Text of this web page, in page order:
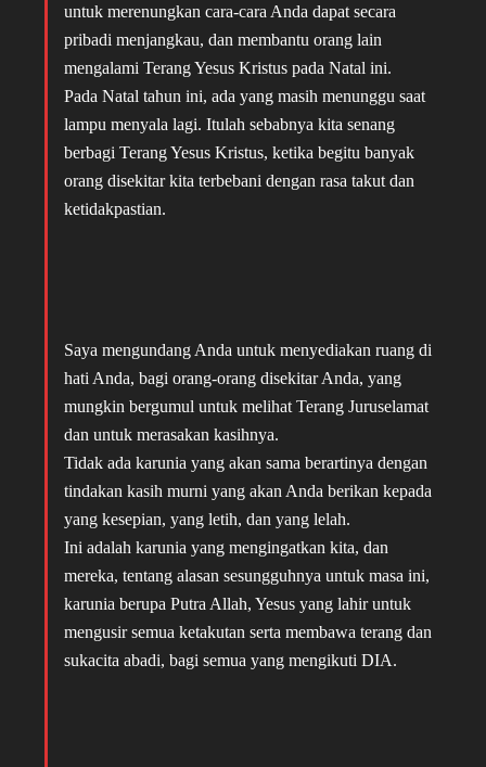
untuk merenungkan cara-cara Anda dapat secara
pribadi menjangkau, dan membantu orang lain
mengalami Terang Yesus Kristus pada Natal ini.
Pada Natal tahun ini, ada yang masih menunggu saat
lampu menyala lagi. Itulah sebabnya kita senang
berbagi Terang Yesus Kristus, ketika begitu banyak
orang disekitar kita terbebani dengan rasa takut dan
ketidakpastian.
Saya mengundang Anda untuk menyediakan ruang di
hati Anda, bagi orang-orang disekitar Anda, yang
mungkin bergumul untuk melihat Terang Juruselamat
dan untuk merasakan kasihnya.
Tidak ada karunia yang akan sama berartinya dengan
tindakan kasih murni yang akan Anda berikan kepada
yang kesepian, yang letih, dan yang lelah.
Ini adalah karunia yang mengingatkan kita, dan
mereka, tentang alasan sesungguhnya untuk masa ini,
karunia berupa Putra Allah, Yesus yang lahir untuk
mengusir semua ketakutan serta membawa terang dan
sukacita abadi, bagi semua yang mengikuti DIA.